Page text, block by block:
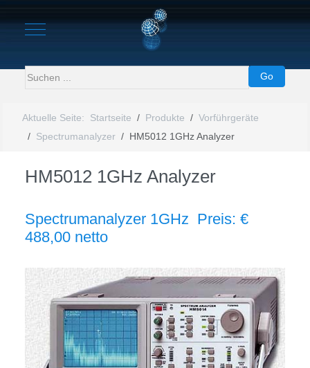
Mobile Menu Toggle
Go
Aktuelle Seite: Startseite Produkte
Vorführgeräte
Spectrumanalyzer
HM5012 1GHz Analyzer
HM5012 1GHz Analyzer
Spectrumanalyzer 1GHz Preis: €
488,00 netto